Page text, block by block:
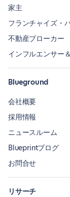
家主
フランチャイズ・
不動産ブローカー
インフルエンサー
Blueground
会社概要
採用情報
ニュースルーム
Blueprintブログ
お問合せ
リサーチ